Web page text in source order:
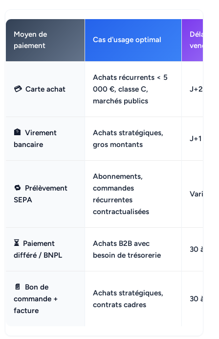
Moyen de
paiement
Cas d'usage optimal
Délai
vendeur
💳 Carte achat
Achats récurrents < 5
000 €, classe C,
marchés publics
J+2 à
🏦 Virement
bancaire
Achats stratégiques,
gros montants
J+1 à
🔁 Prélèvement
SEPA
Abonnements,
commandes
récurrentes
contractualisées
Variable
⏳ Paiement
différé / BNPL
Achats B2B avec
besoin de trésorerie
30 à 90
📄
Bon de
commande +
facture
Achats stratégiques,
contrats cadres
30 à 60